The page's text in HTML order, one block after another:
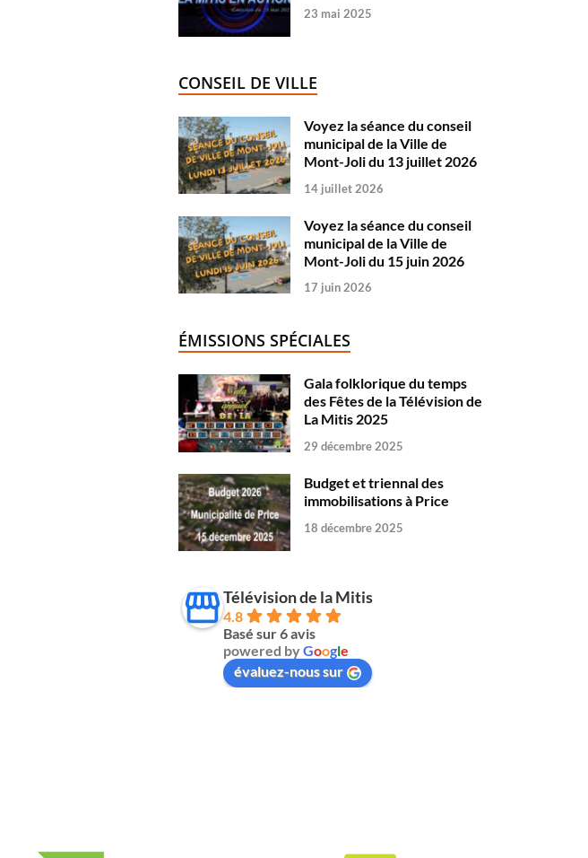
23 mai 2025
CONSEIL DE VILLE
Voyez la séance du conseil
municipal de la Ville de
Mont-Joli du 13 juillet 2026
14 juillet 2026
Voyez la séance du conseil
municipal de la Ville de
Mont-Joli du 15 juin 2026
17 juin 2026
ÉMISSIONS SPÉCIALES
Gala folklorique du temps
des Fêtes de la Télévision de
La Mitis 2025
29 décembre 2025
Budget et triennal des
immobilisations à Price
18 décembre 2025
Télévision de la Mitis
4.8
Basé sur 6 avis
powered byGoogle
évaluez-nous sur